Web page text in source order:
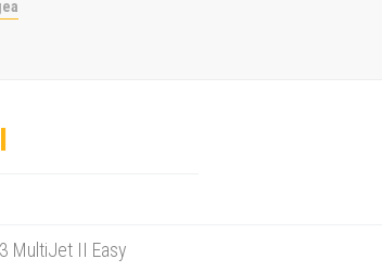
MultiJet II Easy